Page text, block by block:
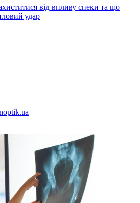
від впливу спеки та що
удар